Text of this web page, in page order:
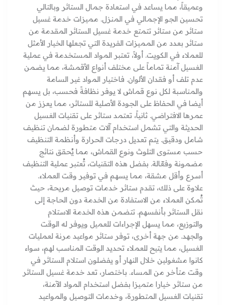
وعميقاً، مما يساعد في استعادة جمال الستائر وبالتالي
تحسين الجو الإجمالي في المنزل. مميزات خدمة غسيل
ستائر من ستائر تتمتع خدمة غسيل الستائر المقدمة من
ستائر بعدد من المميزات الفريدة التي تجعلها الخيار الأمثل
للعملاء في الكويت. أولاً، تعتبر المواد المستخدمة في عملية
الغسيل آمنة تماماً على مختلف أنواع الأقمشة، مما يضمن
عدم تلف أو فقدان الألوان. فاختيار المواد غير السامة
والمناسبة لكل نوع قماش لا يوفر نظافةً فحسب، بل يسهم
أيضا في الحفاظ على الجودة الأصلية للستائر، مما يعزز من
عمرها الافتراضي. ثانياً، تعتمد ستائر على تقنيات الغسيل
الحديثة والتي تشمل استخدام آلات متطورة لضمان تنظيف
شامل ودقيق. يتم تعديل درجات الحرارة وأنظمة التنظيف
حسب مستوى التلوث ونوع القماش، مما يُحقق نتائج
مضمونة وفعّالة. بفضل هذه التقنيات، تُعتبر عملية التنظيف
أسرع وأقل مشقة، مما يسهم في توفير وقت العملاء.
علاوة على ذلك، تقدم ستائر خدمات توصيل مريحة، حيث
تُمكن العملاء من الاستفادة من الخدمة دون الحاجة إلى
نقل الستائر بأنفسهم. تتضمن هذه الخدمة الاستلام
والتوزيع، مما يسهل الإجراءات للعميل ويوفر له الوقت
والجهد. من جهة أخرى، توفر ستائر مواعيد مرنة لعمليات
الغسيل، مما يتيح للعملاء تحديد الوقت المناسب لهم، سواء
كانوا مشغولين خلال النهار أو يفضلون استلام الستائر في
وقت متأخر من المساء. باختصار، تعد خدمة غسيل الستائر
من ستائر خيارا متميزا بفضل استخدام المواد الآمنة،
تقنيات الغسيل المتطورة، وخدمات التوصيل والمواعيد